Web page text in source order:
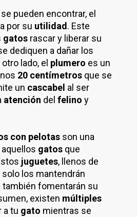
pueden encontrar, el
por su utilidad . Este
gatos rascar y liberar su
dediquen a dañar los
lado, el plumero es un
20 centímetros que se
un cascabel al ser
atención del felino y
con pelotas son una
aquellos gatos que
juguetes, llenos de
solo los mantendrán
también fomentarán su
existen múltiples
a tu gato mientras se